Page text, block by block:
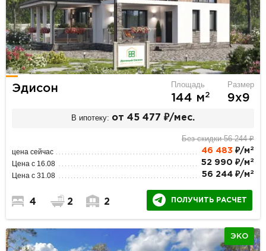
Эдисон Площадь
144 м2
Размер
9х9
В ипотеку: от 45 477 ₽/мес.
Без скидки 56 244 ₽
цена сейчас 46 483 ₽/м 2
Цена с 16.08 52 990 ₽/м 2
Цена с 31.08 56 244 ₽/м 2
4 2 2 ПОЛУЧИТЬ РАСЧЕТ
ЭКО